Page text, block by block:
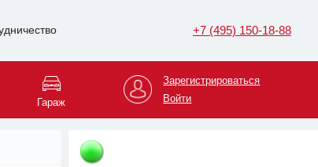
+7 (495) 150-18-88
Гараж
Зарегистрироваться
Войти
2-й вариант ( по VIN е определяется)
6 авг 20:01
Запрос клиента:Вентилятор на
Ответ менеджера: